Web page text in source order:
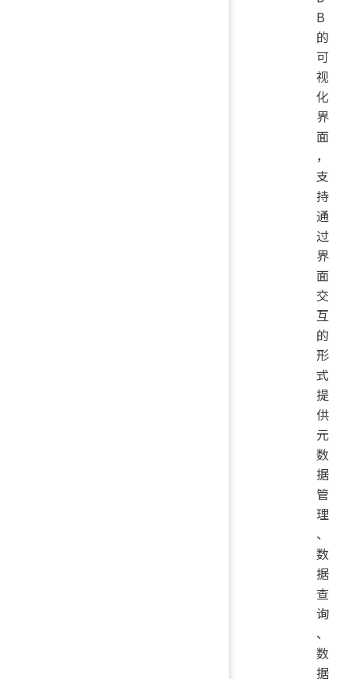
B
的
可
视
化
界
面
，
支
持
通
过
界
面
交
互
的
形
式
提
供
元
数
据
管
理
、
数
据
查
询
、
数
据